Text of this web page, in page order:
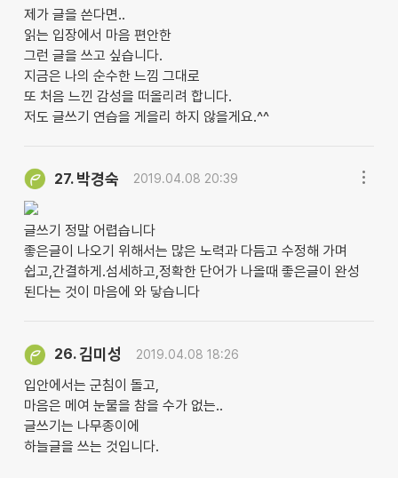
제가 글을 쓴다면..
읽는 입장에서 마음 편안한
그런 글을 쓰고 싶습니다.
지금은 나의 순수한 느낌 그대로
또 처음 느낀 감성을 떠올리려 합니다.
저도 글쓰기 연습을 게을리 하지 않을게요.^^
27. 박경숙 2019.04.08 20:39
글쓰기 정말 어렵습니다
좋은글이 나오기 위해서는 많은 노력과 다듬고 수정해 가며
쉽고,간결하게.섬세하고,정확한 단어가 나올때 좋은글이 완성
된다는 것이 마음에 와 닿습니다
26.김미성 2019.04.08 18:26
입안에서는 군침이 돌고,
마음은 메여 눈물을 참을 수가 없는..
글쓰기는 나무종이에
하늘글을 쓰는 것입니다.